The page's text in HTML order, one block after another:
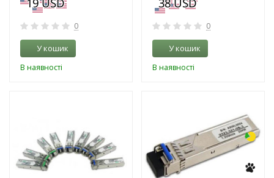
0
У кошик
В наявності
0
У кошик
В наявності